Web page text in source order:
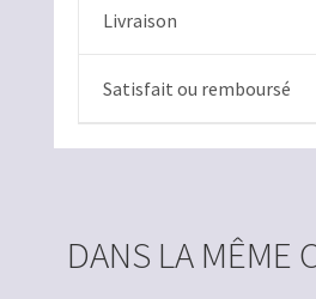
Livraison
Satisfait ou remboursé
DANS LA MÊME